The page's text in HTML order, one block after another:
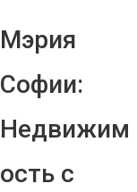
Мэрия
Софии:
Недвижим
ость с